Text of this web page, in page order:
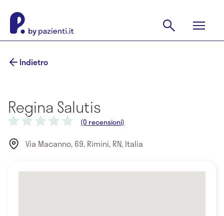
Indietro
Regina Salutis
(0 recensioni)
Via Macanno, 69, Rimini, RN, Italia